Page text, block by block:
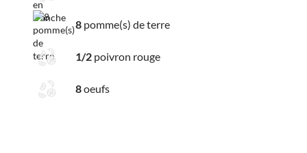
8 pomme(s) de terre
1/2 poivron rouge
8oeufs